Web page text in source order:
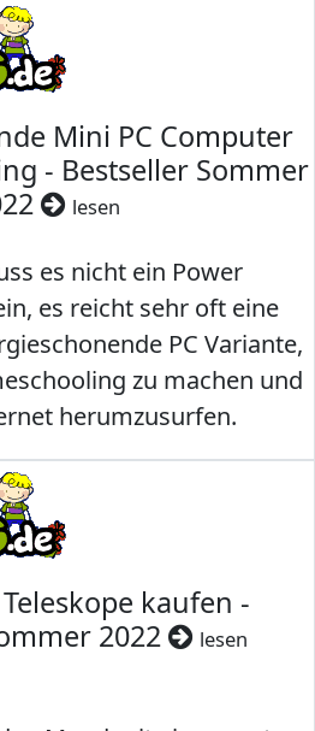
Mini PC Computer
- Bestseller Sommer
lesen
es nicht ein Power
es reicht sehr oft eine
PC Variante,
zu machen und
herumzusurfen.
kaufen -
2022
lesen